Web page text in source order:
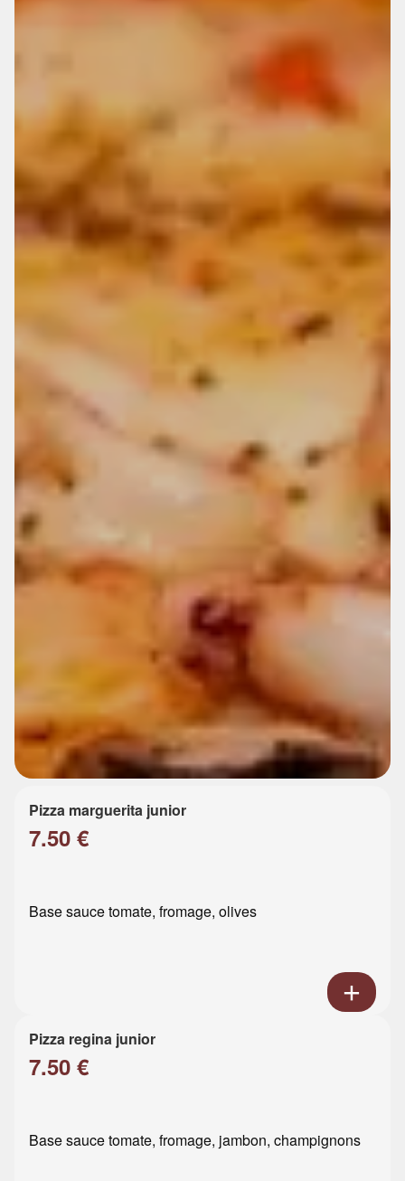
Pizza marguerita junior
7.50 €
Base sauce tomate, fromage, olives
Pizza regina junior
7.50 €
Base sauce tomate, fromage, jambon, champignons